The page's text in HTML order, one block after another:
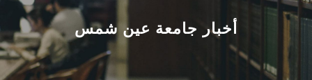
القطاعـات
الشئون الأكاديمية
أخبار جامعة عين شمس